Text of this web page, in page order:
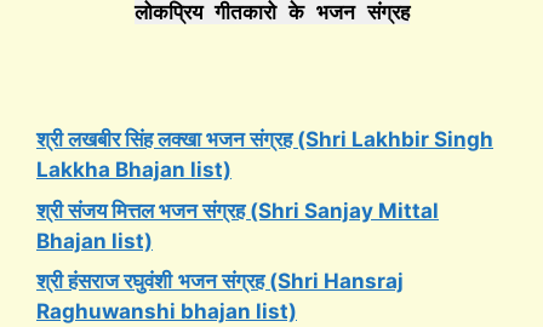
लोकप्रिय गीतकारो के भजन संग्रह
श्री लखबीर सिंह लक्खा भजन संग्रह (Shri Lakhbir Singh
Lakkha Bhajan list)
श्री संजय मित्तल भजन संग्रह (Shri Sanjay Mittal
Bhajan list)
श्री हंसराज रघुवंशी भजन संग्रह (Shri Hansraj
Raghuwanshi bhajan list)